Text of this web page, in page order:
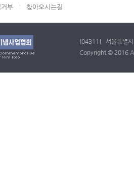
부 찾아오시는길
[04311] 서울특별
Copyright © 2016